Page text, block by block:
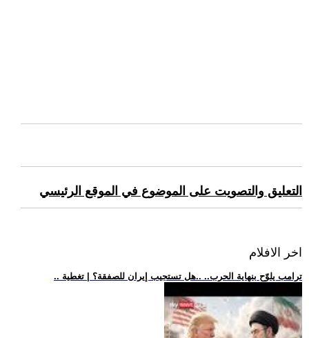
التعليق والتصويت على الموضوع في الموقع الرئيسي
اخر الافلام
.. ترامب يلوّح بنهاية الحرب.. ..هل تستجيب إيران للصفقة؟ | تغطية